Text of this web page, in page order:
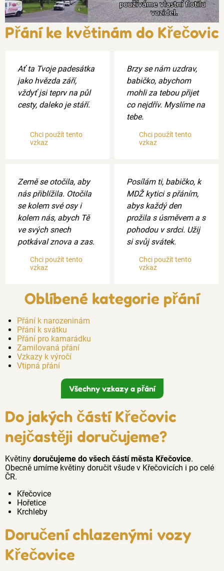
Přání ke květinám do Křečovic
Ať ta Tvoje padesátka
jako hvězda září,
vždyť jsi teprv na půl
cesty, daleko je stáří.
Chci použít tento
vzkaz
Brzy se nám uzdrav,
babičko, abychom
mohli za tebou přijet
co nejdřív. Myslíme na
tebe.
Chci použít tento
vzkaz
Země se otočila, aby
nás přiblížila. Otočila
se kolem své osy i
kolem nás, abych Tě
ve svých snech
potkával znova a zas.
Chci použít tento
vzkaz
Posílám ti, babičko, k
MDŽ kytici s přáním,
abys každý den
prožila s úsměvem a s
pohodou v srdci. Užij
si svůj svátek.
Chci použít tento
vzkaz
Oblíbené kategorie přání
Přání k narozeninám
Přání k svátku
Přání pro kamarádku
Zamilovaná přání
Vzkazy k výročí
Vtipná přání
Všechny vzkazy a přání
Do jakých částí Křečovic
nejčastěji doručujeme?
Květiny doručujeme do všech částí města Křečovice.
Obecně umíme květiny doručit všude v Křečovicích i po celé
ČR.
Křečovice
Hořetice
Krchleby
Doručení chlazenými vozy
Křečovice